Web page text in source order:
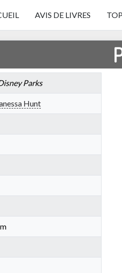
AVIS DE LIVRES
Parks
Hunt